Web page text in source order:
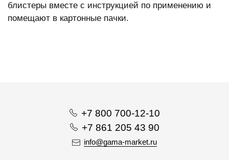
блистеры вместе с инструкцией по применению и
помещают в картонные пачки.
+7 800 700-12-10
+7 861 205 43 90
info@gama-market.ru